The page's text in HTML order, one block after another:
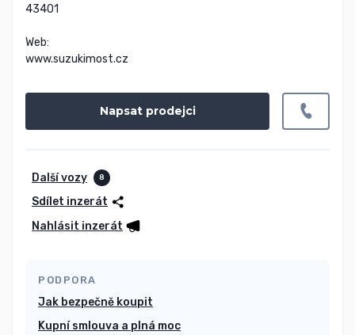
43401
Web:
www.suzukimost.cz
Napsat prodejci
Další vozy 8
Sdílet inzerát
Nahlásit inzerát
PODPORA
Jak bezpečně koupit
Kupní smlouva a plná moc